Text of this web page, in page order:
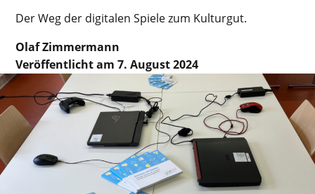
Der Weg der digitalen Spiele zum Kulturgut.
Olaf Zimmermann
Veröffentlicht am 7. August 2024